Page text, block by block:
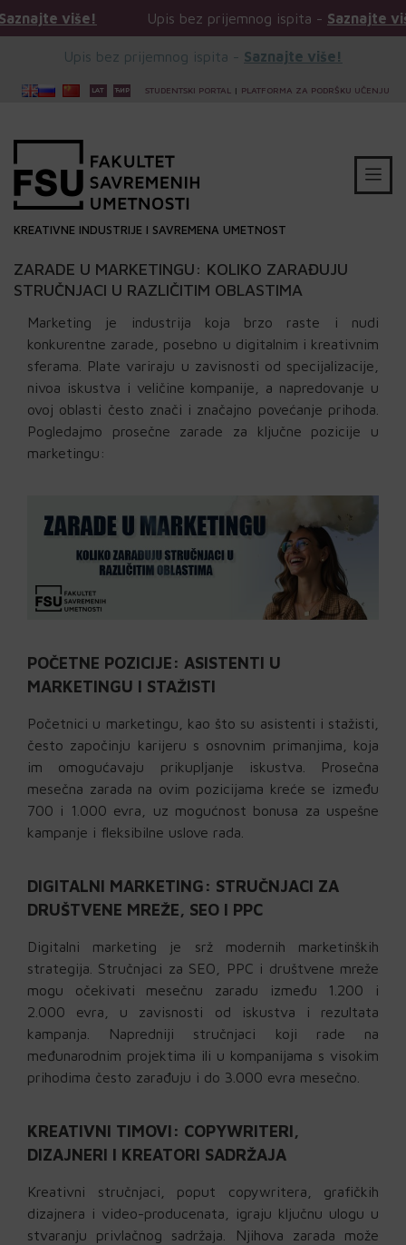
Upis bez prijemnog ispita -Saznajte više!
Upis bez prijemnog ispita - Saznajte više!
STUDENTSKI PORTAL | PLATFORMA ZA PODRŠKU UČENJU
KREATIVNE INDUSTRIJE I SAVREMENA UMETNOST
ZARADE U MARKETINGU: KOLIKO ZARAĐUJU
STRUČNJACI U RAZLIČITIM OBLASTIMA
Marketing je industrija koja brzo raste i nudi
konkurentne zarade, posebno u digitalnim i kreativnim
sferama. Plate variraju u zavisnosti od specijalizacije,
nivoa iskustva i veličine kompanije, a napredovanje u
ovoj oblasti često znači i značajno povećanje prihoda.
Pogledajmo prosečne zarade za ključne pozicije u
marketingu:
POČETNE POZICIJE: ASISTENTI U
MARKETINGU I STAŽISTI
Početnici u marketingu, kao što su asistenti i stažisti,
često započinju karijeru s osnovnim primanjima, koja
im omogućavaju prikupljanje iskustva. Prosečna
mesečna zarada na ovim pozicijama kreće se između
700 i 1.000 evra, uz mogućnost bonusa za uspešne
kampanje i fleksibilne uslove rada.
DIGITALNI MARKETING: STRUČNJACI ZA
DRUŠTVENE MREŽE, SEO I PPC
Digitalni marketing je srž modernih marketinških
strategija. Stručnjaci za SEO, PPC i društvene mreže
mogu očekivati mesečnu zaradu između 1.200 i
2.000 evra, u zavisnosti od iskustva i rezultata
kampanja. Napredniji stručnjaci koji rade na
međunarodnim projektima ili u kompanijama s visokim
prihodima često zarađuju i do 3.000 evra mesečno.
KREATIVNI TIMOVI: COPYWRITERI,
DIZAJNERI I KREATORI SADRŽAJA
Kreativni stručnjaci, poput copywritera, grafičkih
dizajnera i video-producenata, igraju ključnu ulogu u
stvaranju privlačnog sadržaja. Njihova zarada može